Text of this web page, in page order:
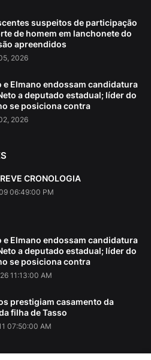
suspeitos de participação
de homem em lanchonete do
apreendidos
2026
e Elmano endossam candidatura
a deputado estadual; líder do
se posiciona contra
2026
CRONOLOGIA
06:49:00 PM
e Elmano endossam candidatura
a deputado estadual; líder do
se posiciona contra
11:13:00 AM
prestigiam casamento da
filha de Tasso
07:50:00 AM